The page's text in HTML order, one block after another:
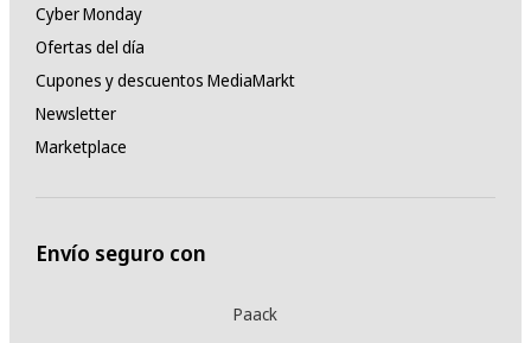
Cyber Monday
Ofertas del día
Cupones y descuentos MediaMarkt
Newsletter
Marketplace
Envío seguro con
Paack